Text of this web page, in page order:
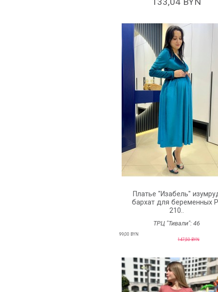
Платье "Изабель"
бархат для беременных
210..
ТРЦ "Тивали": 46
99,00 BYN
147,50 BYN